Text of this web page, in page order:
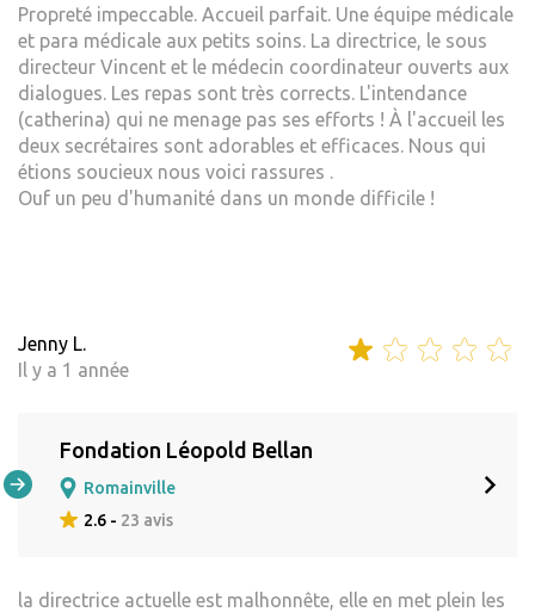
Propreté impeccable. Accueil parfait. Une équipe médicale
et para médicale aux petits soins. La directrice, le sous
directeur Vincent et le médecin coordinateur ouverts aux
dialogues. Les repas sont très corrects. L'intendance
(catherina) qui ne menage pas ses efforts ! À l'accueil les
deux secrétaires sont adorables et efficaces. Nous qui
étions soucieux nous voici rassures .
Ouf un peu d'humanité dans un monde difficile !
Jenny L.
Il y a 1 année
Fondation Léopold Bellan
Romainville
2.6 - 23 avis
la directrice actuelle est malhonnête, elle en met plein les